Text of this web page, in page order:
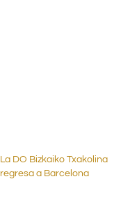
La DO Bizkaiko Txakolina
regresa a Barcelona